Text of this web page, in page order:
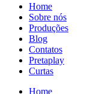
Home
Sobre nós
Produções
Blog
Contatos
Pretaplay
Curtas
Home